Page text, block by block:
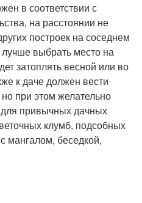
в соответствии с
на расстоянии не
построек на соседнем
лучше выбрать место на
затоплять весной или во
к даче должен вести
при этом желательно
для привычных дачных
клумб, подсобных
мангалом, беседкой,